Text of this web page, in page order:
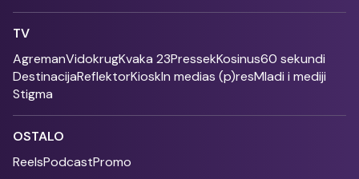
TV
AgremanVidokrugKvaka 23PressekKosinus60 sekundi
DestinacijaReflektorKioskIn medias (p)resMladi i mediji
Stigma
OSTALO
ReelsPodcastPromo